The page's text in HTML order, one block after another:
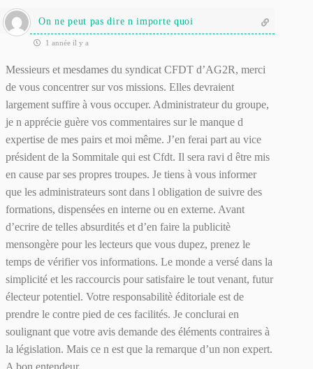
On ne peut pas dire n importe quoi
1 année il y a
Messieurs et mesdames du syndicat CFDT d’AG2R, merci
de vous concentrer sur vos missions. Elles devraient
largement suffire à vous occuper. Administrateur du groupe,
je n apprécie guère vos commentaires sur le manque d
expertise de mes pairs et moi même. J’en ferai part au vice
président de la Sommitale qui est Cfdt. Il sera ravi d être mis
en cause par ses propres troupes. Je tiens à vous informer
que les administrateurs sont dans l obligation de suivre des
formations, dispensées en interne ou en externe. Avant
d’ecrire de telles absurdités et d’en faire la publicitè
mensongère pour les lecteurs que vous dupez, prenez le
temps de vérifier vos informations. Le monde a versé dans la
simplicité et les raccourcis pour satisfaire le tout venant, futur
électeur potentiel. Votre responsabilitè éditoriale est de
prendre le contre pied de ces facilités. Je conclurai en
soulignant que votre avis demande des éléments contraires à
la législation. Mais ce n est que la remarque d’un non expert.
A bon entendeur.